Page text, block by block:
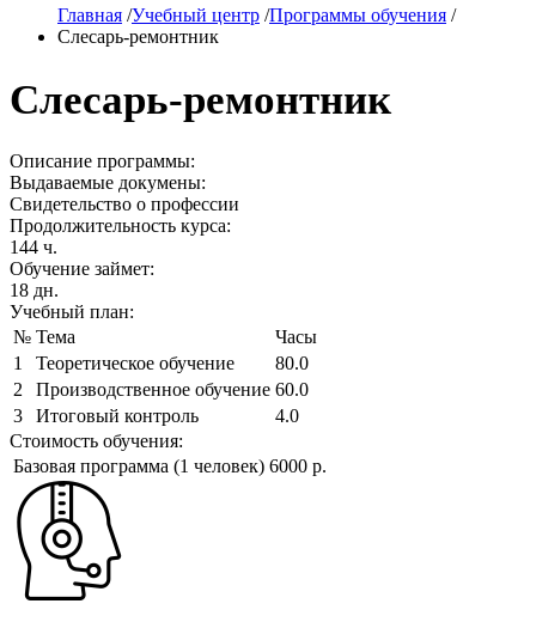
Главная /Учебный центр /Программы обучения /
Слесарь-ремонтник
Слесарь-ремонтник
Описание программы:
Выдаваемые докумены:
Свидетельство о профессии
Продолжительность курса:
144 ч.
Обучение займет:
18 дн.
Учебный план:
№ Тема
Часы
1
Теоретическое обучение
80.0
2
Производственное обучение 60.0
3
Итоговый контроль
4.0
Стоимость обучения:
Базовая программа (1 человек) 6000 р.